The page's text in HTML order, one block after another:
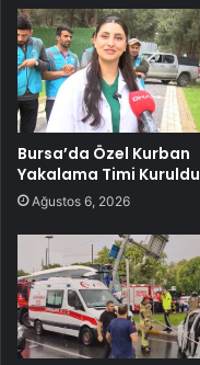
Bursa’da Özel Kurban
Yakalama Timi Kuruldu
Ağustos 6, 2026